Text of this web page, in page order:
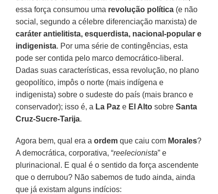
essa força consumou uma revolução política (e não
social, segundo a célebre diferenciação marxista) de
caráter antielitista, esquerdista, nacional-popular e
indigenista. Por uma série de contingências, esta
pode ser contida pelo marco democrático-liberal.
Dadas suas características, essa revolução, no plano
geopolítico, impôs o norte (mais indígena e
indigenista) sobre o sudeste do país (mais branco e
conservador); isso é, a La Paz e El Alto sobreSanta
Cruz-Sucre-Tarija.
Agora bem, qual era aordem que caiu com Morales?
A democrática, corporativa, “reelecionista” e
plurinacional. E qual é o sentido da força ascendente
que o derrubou? Não sabemos de tudo ainda, ainda
que já existam alguns indícios: